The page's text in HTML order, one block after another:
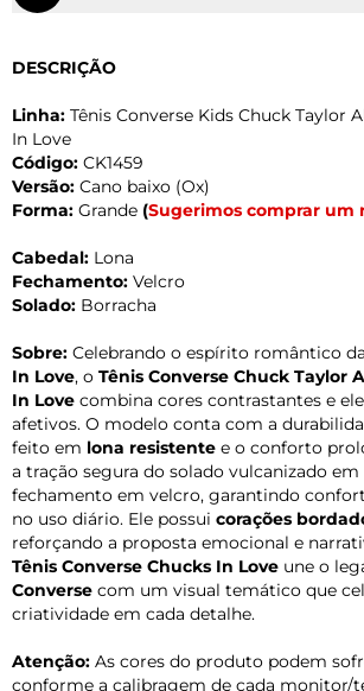
DESCRIÇÃO
Linha: Tênis Converse Kids Chuck Taylor
In Love
Código: CK1459
Versão: Cano baixo (Ox)
Forma: Grande (Sugerimos comprar um
Cabedal: Lona
Fechamento: Velcro
Solado: Borracha
Sobre: Celebrando o espírito romântico
In Love, o Tênis Converse Chuck Taylor
In Love combina cores contrastantes e
afetivos. O modelo conta com a
feito em lona resistente e o conforto
a tração segura do solado vulcanizado
fechamento em velcro, garantindo
no uso diário. Ele possui corações
reforçando a proposta emocional e
Tênis Converse Chucks In Love une o
Converse com um visual temático que
criatividade em cada detalhe.
Atenção: As cores do produto podem
conforme a calibragem de cada monitor/